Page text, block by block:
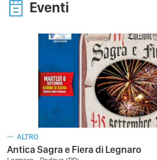
Eventi
ALTRO
Antica Sagra e Fiera di Legnaro